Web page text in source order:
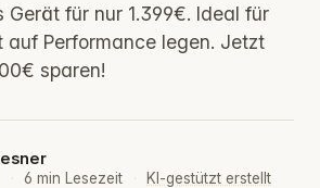
Gerät für nur 1.399€. Ideal für
auf Performance legen. Jetzt
sparen!
· 6 min Lesezeit · KI-gestützt erstellt